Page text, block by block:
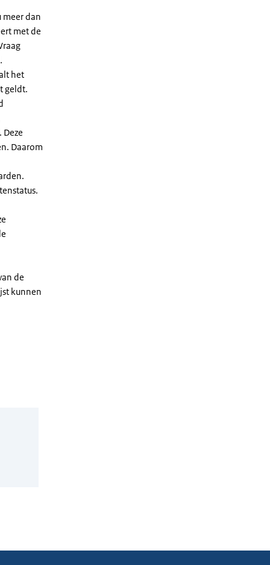
meer dan
met de
het
geldt.
Daarom
de
kunnen